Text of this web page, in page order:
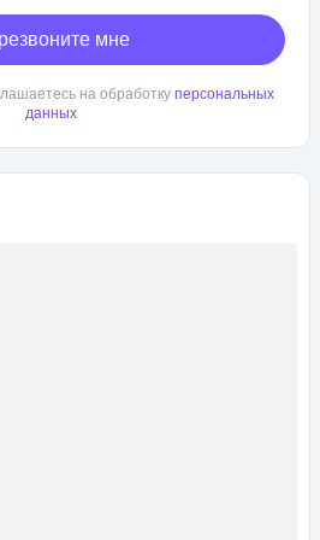
мне
на обработку персональных
данных